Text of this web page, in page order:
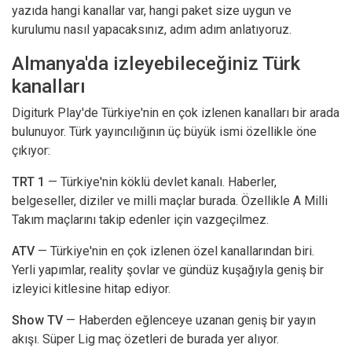
yazıda hangi kanallar var, hangi paket size uygun ve
kurulumu nasıl yapacaksınız, adım adım anlatıyoruz.
Almanya'da izleyebileceğiniz Türk
kanalları
Digiturk Play'de Türkiye'nin en çok izlenen kanalları bir arada
bulunuyor. Türk yayıncılığının üç büyük ismi özellikle öne
çıkıyor:
TRT 1 — Türkiye'nin köklü devlet kanalı. Haberler,
belgeseller, diziler ve milli maçlar burada. Özellikle A Milli
Takım maçlarını takip edenler için vazgeçilmez.
ATV — Türkiye'nin en çok izlenen özel kanallarından biri.
Yerli yapımlar, reality şovlar ve gündüz kuşağıyla geniş bir
izleyici kitlesine hitap ediyor.
Show TV — Haberden eğlenceye uzanan geniş bir yayın
akışı. Süper Lig maç özetleri de burada yer alıyor.